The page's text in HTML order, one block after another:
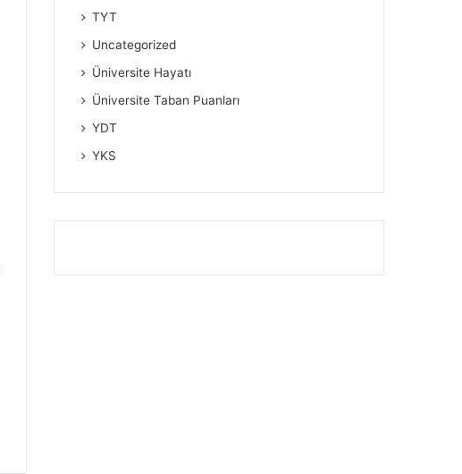
TYT
Uncategorized
Üniversite Hayatı
Üniversite Taban Puanları
YDT
YKS